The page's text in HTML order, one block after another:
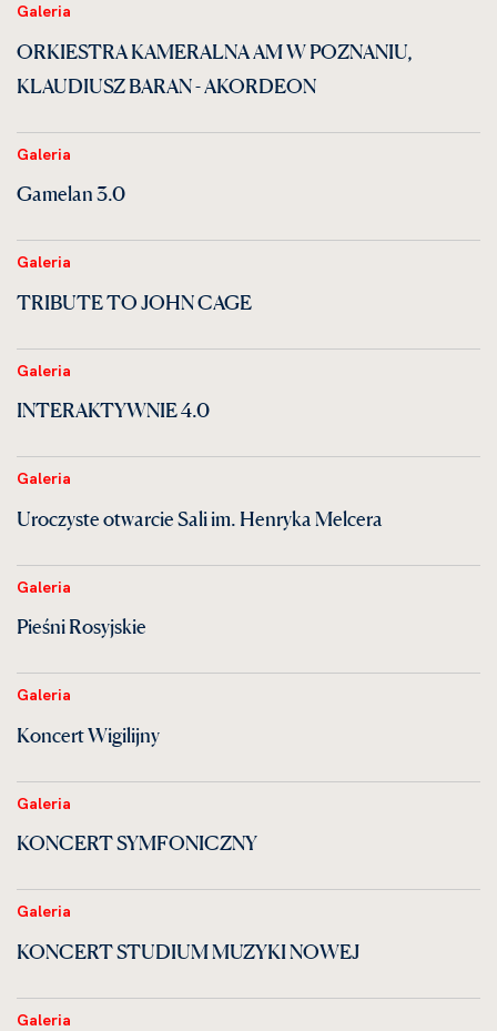
Galeria
ORKIESTRA KAMERALNA AM W POZNANIU,
KLAUDIUSZ BARAN - AKORDEON
Galeria
Gamelan 3.0
Galeria
TRIBUTE TO JOHN CAGE
Galeria
INTERAKTYWNIE 4.0
Galeria
Uroczyste otwarcie Sali im. Henryka Melcera
Galeria
Pieśni Rosyjskie
Galeria
Koncert Wigilijny
Galeria
KONCERT SYMFONICZNY
Galeria
KONCERT STUDIUM MUZYKI NOWEJ
Galeria